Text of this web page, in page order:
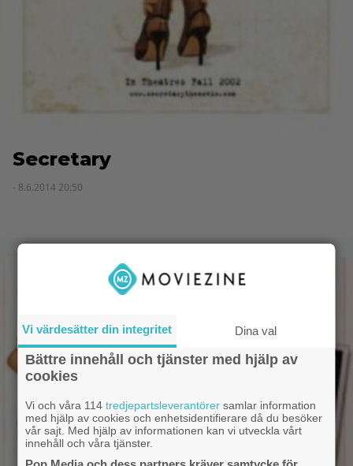
Secretary
- 8.6.2014 20:50
Vi värdesätter din integritet Dina val
Bättre innehåll och tjänster med hjälp av
cookies
Vi och våra 114tredjepartsleverantörer samlar information
med hjälp av cookies och enhetsidentifierare då du besöker
vår sajt. Med hjälp av informationen kan vi utveckla vårt
innehåll och våra tjänster.